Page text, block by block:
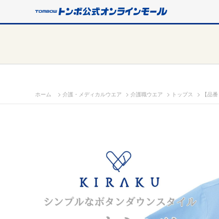
ホーム > 介護・メディカルウエア > 介護職ウエア > トップス > 【品